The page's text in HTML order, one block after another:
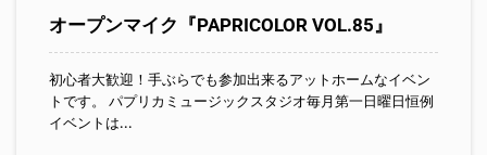
オープンマイク『PAPRICOLOR VOL.85』
初心者大歓迎！手ぶらでも参加出来るアットホームなイベン
トです。 パプリカミュージックスタジオ毎月第一日曜日恒例
イベントは...